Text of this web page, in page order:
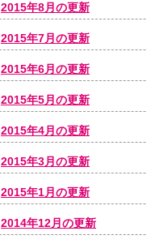
2015年8月の更新
2015年7月の更新
2015年6月の更新
2015年5月の更新
2015年4月の更新
2015年3月の更新
2015年1月の更新
2014年12月の更新